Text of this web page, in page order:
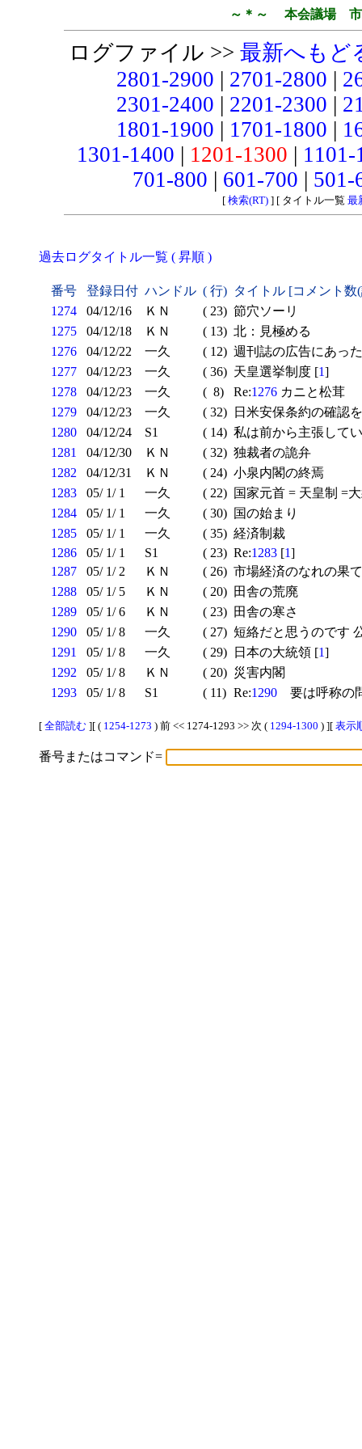
～＊～ 本会議場 市
ログファイル >> 最新へもど
2801-2900 | 2701-2800 |
2301-2400 | 2201-2300 |
1801-1900 | 1701-1800 |
1301-1400 | 1201-1300 |
701-800 | 601-700 |
[ 検索(RT)] [ タイトル一覧 最
過去ログタイトル一覧 ( 昇順 )
番号 登録日付 ハンドル ( 行) タイトル [コメント
1274
04/12/16 ＫＮ ( 23) 節穴ソーリ
1275
04/12/18 ＫＮ ( 13) 北：見極める
1276
04/12/22 一久 ( 12) 週刊誌の広告にあっ
1277
04/12/23 一久 ( 36) 天皇選挙制度 [1]
1278
04/12/23 一久 ( 8) Re:1276 カニと松茸
1279
04/12/23 一久 ( 32)
日米安保条約の確認を
1280
04/12/24 S1 ( 14) 私は前から主張して
1281
04/12/30 ＫＮ ( 32) 独裁者の詭弁
1282
04/12/31 ＫＮ ( 24) 小泉内閣の終焉
1283
05/ 1/ 1 一久 ( 22) 国家元首 = 天皇制 =
1284
05/ 1/ 1 一久 ( 30) 国の始まり
1285
05/ 1/ 1 一久 ( 35) 経済制裁
1286
05/ 1/ 1 S1 ( 23) Re:1283 [1]
1287
05/ 1/ 2 ＫＮ ( 26) 市場経済のなれの果て
1288
05/ 1/ 5 ＫＮ ( 20) 田舎の荒廃
1289
05/ 1/ 6 ＫＮ ( 23) 田舎の寒さ
1290
05/ 1/ 8 一久 ( 27) 短絡だと思うのです
1291
05/ 1/ 8 一久 ( 29) 日本の大統領 [1]
1292
05/ 1/ 8 ＫＮ ( 20) 災害内閣
1293
05/ 1/ 8 S1 ( 11) Re:1290 要は呼称の
[ 全部読む ][ ( 1254-1273 ) 前 << 1274-1293 >> 次 ( 1294-1300 ) ][ 表示
番号またはコマンド=